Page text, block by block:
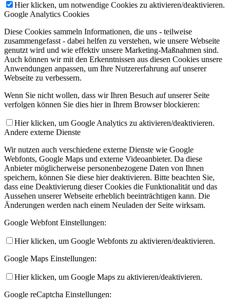
Hier klicken, um notwendige Cookies zu aktivieren/deaktivieren.
Google Analytics Cookies
Diese Cookies sammeln Informationen, die uns - teilweise
zusammengefasst - dabei helfen zu verstehen, wie unsere Webseite
genutzt wird und wie effektiv unsere Marketing-Maßnahmen sind.
Auch können wir mit den Erkenntnissen aus diesen Cookies unsere
Anwendungen anpassen, um Ihre Nutzererfahrung auf unserer
Webseite zu verbessern.
Wenn Sie nicht wollen, dass wir Ihren Besuch auf unserer Seite
verfolgen können Sie dies hier in Ihrem Browser blockieren:
Hier klicken, um Google Analytics zu aktivieren/deaktivieren.
Andere externe Dienste
Wir nutzen auch verschiedene externe Dienste wie Google
Webfonts, Google Maps und externe Videoanbieter. Da diese
Anbieter möglicherweise personenbezogene Daten von Ihnen
speichern, können Sie diese hier deaktivieren. Bitte beachten Sie,
dass eine Deaktivierung dieser Cookies die Funktionalität und das
Aussehen unserer Webseite erheblich beeinträchtigen kann. Die
Änderungen werden nach einem Neuladen der Seite wirksam.
Google Webfont Einstellungen:
Hier klicken, um Google Webfonts zu aktivieren/deaktivieren.
Google Maps Einstellungen:
Hier klicken, um Google Maps zu aktivieren/deaktivieren.
Google reCaptcha Einstellungen: